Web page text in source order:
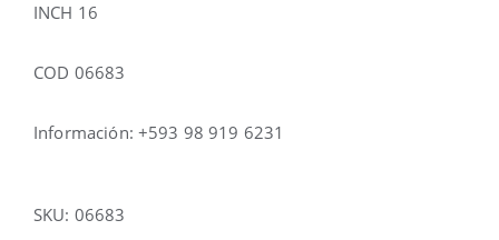
INCH 16
COD 06683
Información: +593 98 919 6231
SKU: 06683